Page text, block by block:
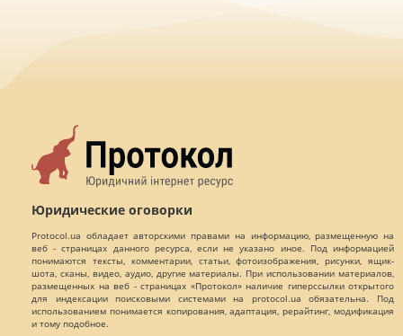
Юридические оговорки
Protocol.ua обладает авторскими правами на информацию, размещенную на
веб - страницах данного ресурса, если не указано иное. Под информацией
понимаются тексты, комментарии, статьи, фотоизображения, рисунки, ящик-
шота, сканы, видео, аудио, другие материалы. При использовании материалов,
размещенных на веб - страницах «Протокол» наличие гиперссылки открытого
для индексации поисковыми системами на protocol.ua обязательна. Под
использованием понимается копирования, адаптация, рерайтинг, модификация
и тому подобное.